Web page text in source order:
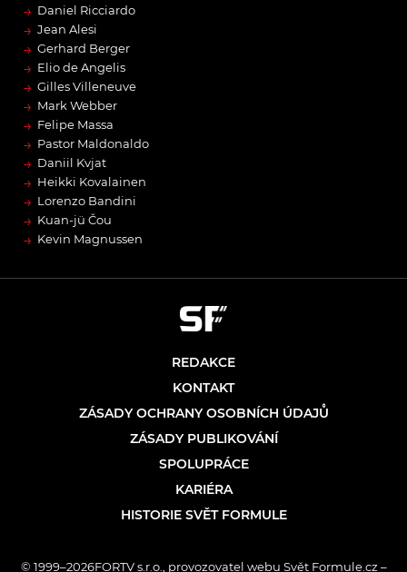
→ Daniel Ricciardo
→ Jean Alesi
→ Gerhard Berger
→ Elio de Angelis
→ Gilles Villeneuve
→ Mark Webber
→ Felipe Massa
→ Pastor Maldonaldo
→ Daniil Kvjat
→ Heikki Kovalainen
→ Lorenzo Bandini
→ Kuan-jü Čou
→ Kevin Magnussen
REDAKCE
KONTAKT
ZÁSADY OCHRANY OSOBNÍCH ÚDAJŮ
ZÁSADY PUBLIKOVÁNÍ
SPOLUPRÁCE
KARIÉRA
HISTORIE SVĚT FORMULE
© 1999–2026FORTV s.r.o., provozovatel webu Svět Formule.cz –